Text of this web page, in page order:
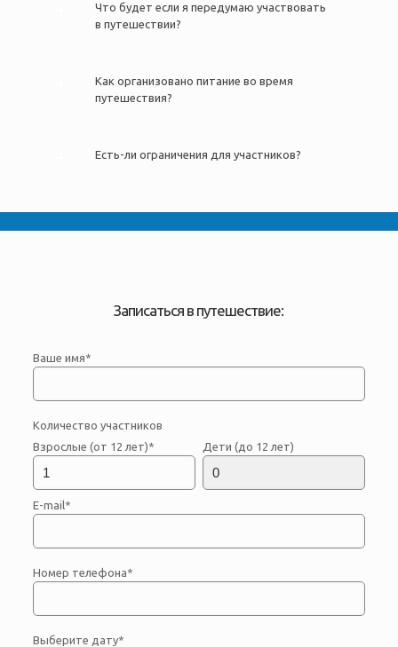
Что будет если я передумаю участвовать
в путешествии?
Как организовано питание во время
путешествия?
Есть-ли ограничения для участников?
Записаться в путешествие:
Ваше имя*
Количество участников
Взрослые (от 12 лет)*
Дети (до 12 лет)
E-mail*
Номер телефона*
Выберите дату*